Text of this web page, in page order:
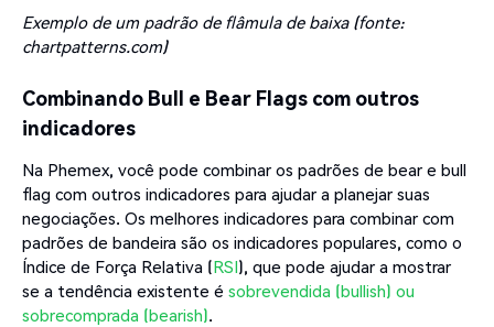
Exemplo de um padrão de flâmula de baixa (fonte:
chartpatterns.com)
Combinando Bull e Bear Flags com outros
indicadores
Na Phemex, você pode combinar os padrões de bear e bull
flag com outros indicadores para ajudar a planejar suas
negociações. Os melhores indicadores para combinar com
padrões de bandeira são os indicadores populares, como o
Índice de Força Relativa (RSI), que pode ajudar a mostrar
se a tendência existente é sobrevendida (bullish) ou
sobrecomprada (bearish).